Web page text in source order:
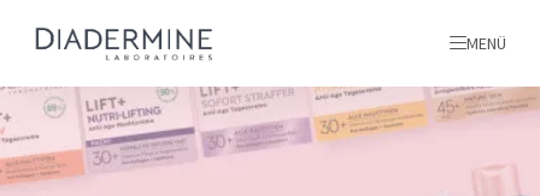
Alle produkte
MENÜ